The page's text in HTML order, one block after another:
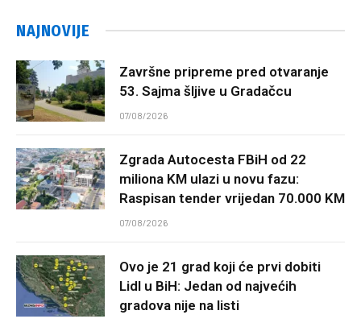
NAJNOVIJE
Završne pripreme pred otvaranje
53. Sajma šljive u Gradačcu
07/08/2026
Zgrada Autocesta FBiH od 22
miliona KM ulazi u novu fazu:
Raspisan tender vrijedan 70.000 KM
07/08/2026
Ovo je 21 grad koji će prvi dobiti
Lidl u BiH: Jedan od najvećih
gradova nije na listi